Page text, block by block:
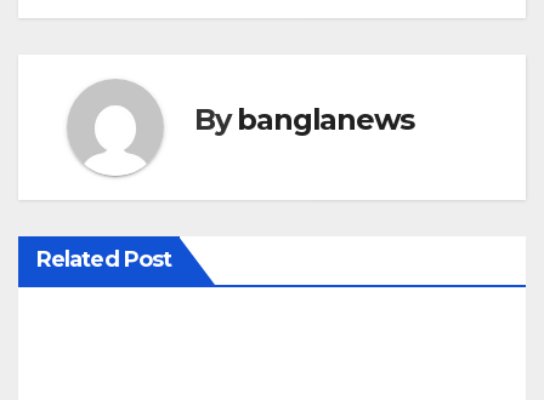
n
a
v
i
Bybanglanews
Related Post